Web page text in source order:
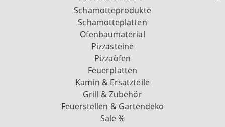
Schamotteprodukte
Schamotteplatten
Ofenbaumaterial
Pizzasteine
Pizzaöfen
Feuerplatten
Kamin & Ersatzteile
Grill & Zubehör
Feuerstellen & Gartendeko
Sale %